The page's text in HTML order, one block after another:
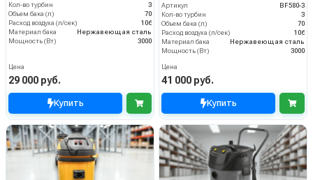
Кол-во турбин
3
Объем бака (л)
70
Расход воздуха (л/сек)
106
Материал бака
Нержавеющая сталь
Мощность (Вт)
3000
Цена
29 000 руб.
Купить
Артикул
BF580-3
Кол-во турбин
3
Объем бака (л)
70
Расход воздуха (л/сек)
106
Материал бака
Нержавеющая сталь
Мощность (Вт)
3000
Цена
41 000 руб.
Купить